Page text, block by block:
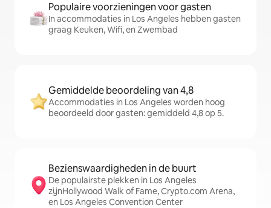
Populaire voorzieningen voor gasten
In accommodaties in Los Angeles hebben gasten
graag Keuken, Wifi, en Zwembad
Gemiddelde beoordeling van 4,8
Accommodaties in Los Angeles worden hoog
beoordeeld door gasten: gemiddeld 4,8 op 5.
Bezienswaardigheden in de buurt
De populairste plekken in Los Angeles
zijnHollywood Walk of Fame, Crypto.com Arena,
en Los Angeles Convention Center